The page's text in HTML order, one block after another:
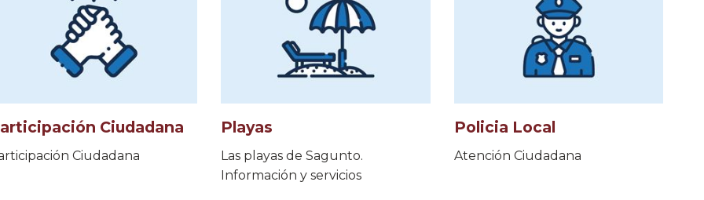
Ciudadana
Ciudadana
Playas
Las playas de Sagunto.
Información y servicios
Policia Local
Atención Ciudadana